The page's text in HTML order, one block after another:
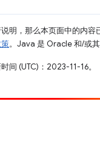
明，那么本页面中的内容
。Java 是 Oracle 和/或其
间 (UTC)：2023-11-16。